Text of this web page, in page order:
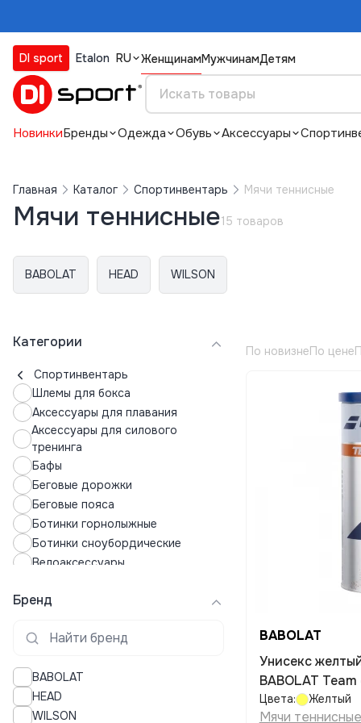
DI sport Etalon RU ЖенщинамМужчинамДетям
НовинкиБренды Одежда Обувь Аксессуары
Главная Каталог Спортинвентарь Мячи теннисные
Мячи теннисные15 товаров
BABOLAT HEAD WILSON
Категории
Спортинвентарь
Шлемы для бокса
Аксессуары для плавания
Аксессуары для силового
тренинга
Бафы
Беговые дорожки
Беговые пояса
Ботинки горнолыжные
Ботинки сноубордические
Велоаксессуары
Велосипеды
Горнолыжные маски
Горные лыжи
Запчасти для велосипеда
Инвентарь для тенниса
Бренд
BABOLAT
HEAD
WILSON
По новизнеПо цене
BABOLAT
Унисекс
BABOLAT
Цвета: Желтый
Мячи теннисные